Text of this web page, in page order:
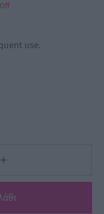
Off
use.